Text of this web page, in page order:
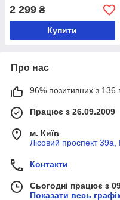
2 299 ₴
Купити
Про нас
96% позитивних з 136
Працює з 26.09.2009
м. Київ
Лісовий проспект 39а,
Контакти
Сьогодні працює з
Показати весь